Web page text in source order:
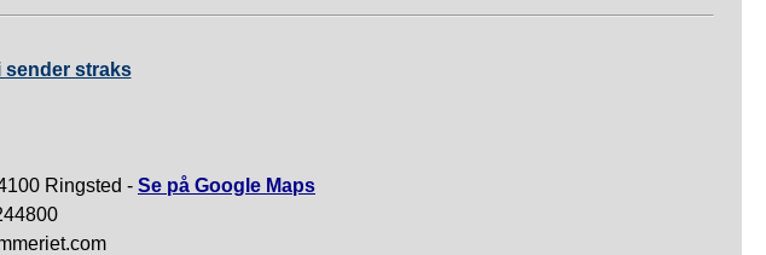
sender straks
Ringsted - Se på Google Maps